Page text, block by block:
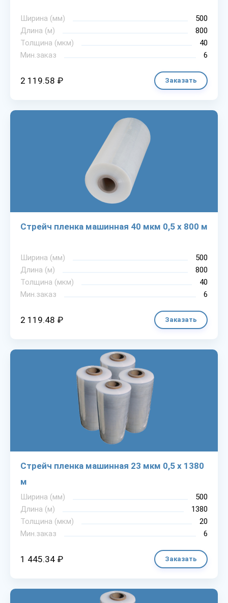
Ширина (мм)
500
Длина (м)
800
Толщина (мкм)
40
Мин.заказ
6
2 119.58 ₽ Заказать
Стрейч пленка машинная 40 мкм 0,5 х 800 м
Ширина (мм)
500
Длина (м)
800
Толщина (мкм)
40
Мин.заказ
6
2 119.48 ₽ Заказать
Стрейч пленка машинная 23 мкм 0,5 х 1380
м
Ширина (мм)
500
Длина (м)
1380
Толщина (мкм)
20
Мин.заказ
6
1 445.34 ₽ Заказать